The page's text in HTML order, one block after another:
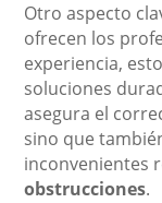
Otro aspecto
ofrecen los
experiencia,
soluciones
asegura el
sino que
inconvenientes
obstrucciones.